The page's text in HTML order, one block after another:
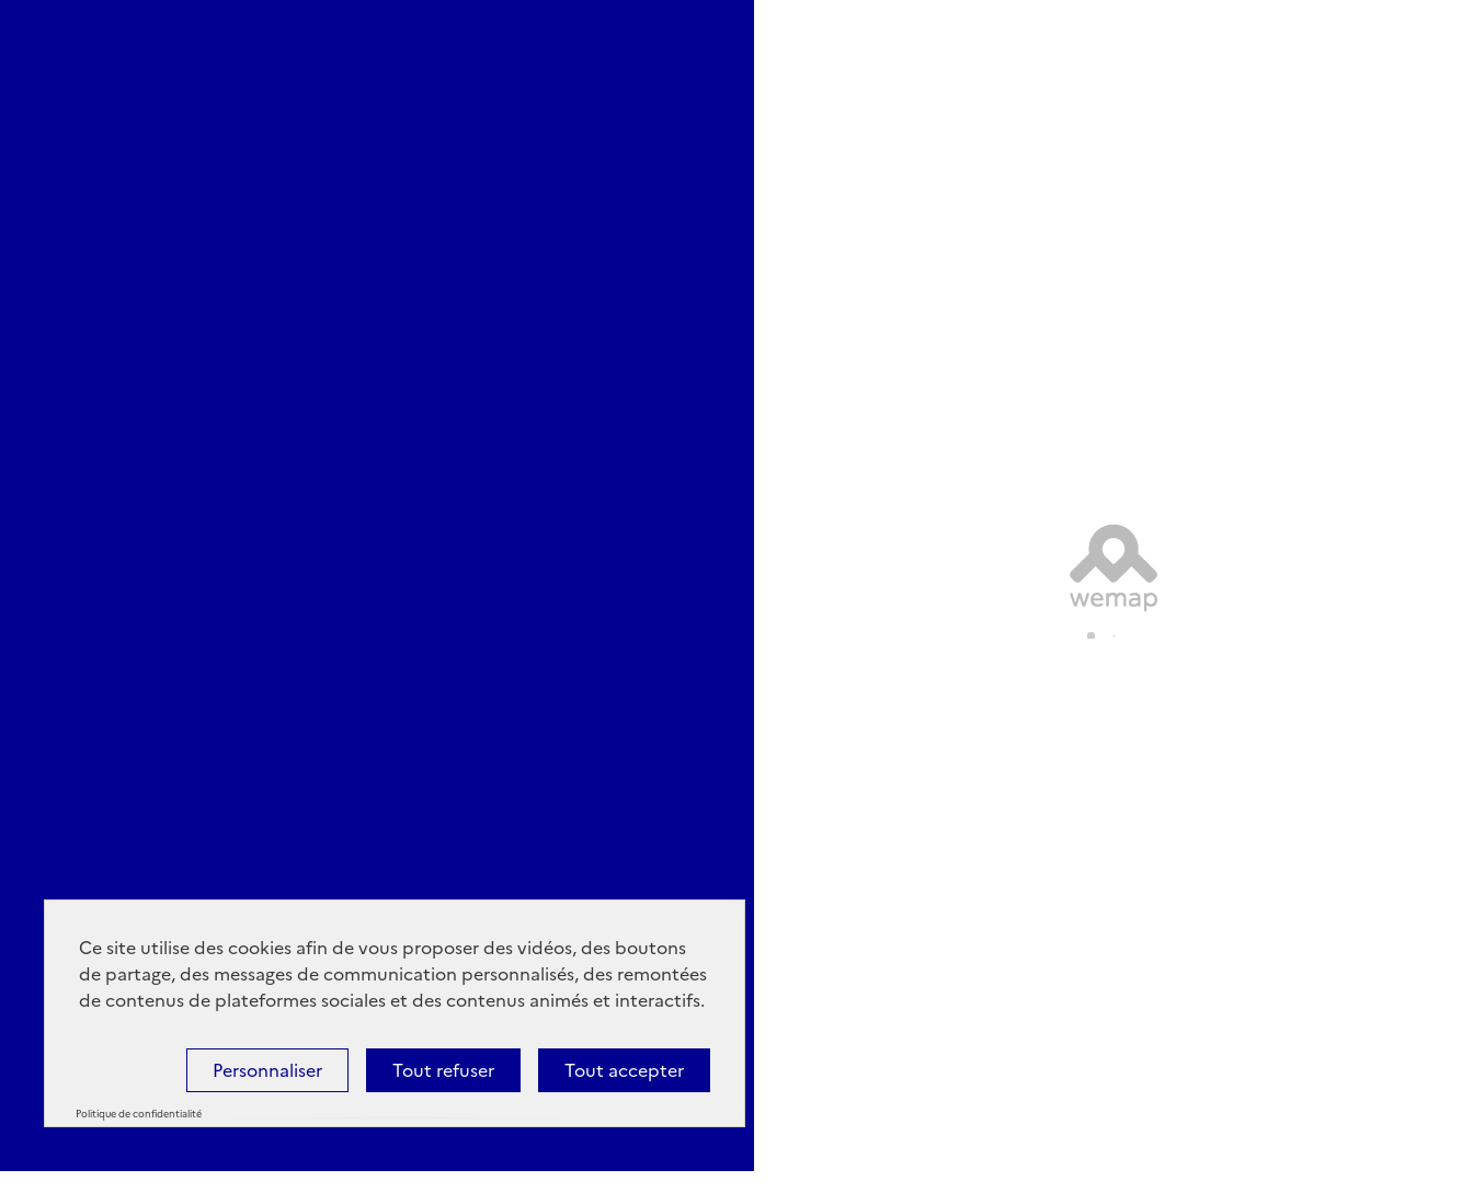
Ce site utilise des cookies afin de vous proposer des vidéos, des boutons
de partage, des messages de communication personnalisés, des remontées
de contenus de plateformes sociales et des contenus animés et interactifs.
Tout accepter
Tout refuser
Personnaliser
Politique de confidentialité